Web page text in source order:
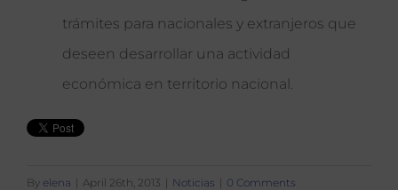
trámites para nacionales y extranjeros que
deseen desarrollar una actividad
económica en territorio nacional.
By elena | April 26th, 2013 | Noticias | 0 Comments